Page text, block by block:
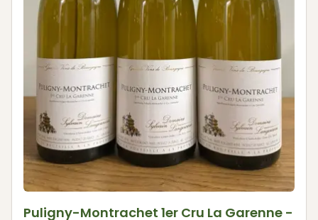
Puligny-Montrachet 1er Cru La Garenne -